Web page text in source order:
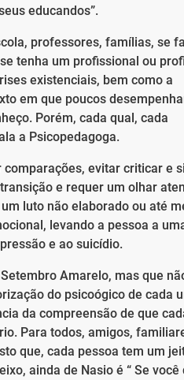
educandos”.
professores, famílias, se
tenha um profissional ou
existenciais, bem como a
em que poucos
Porém, cada qual, cada
a Psicopedagoga.
evitar criticar e
e requer um olhar
luto não elaborado ou até
levando a pessoa a
e ao suicídio.
Amarelo, mas que
do psicoógico de cada
da compreensão de que
Para todos, amigos,
que, cada pessoa tem um
ainda de Nasio é “ Se você